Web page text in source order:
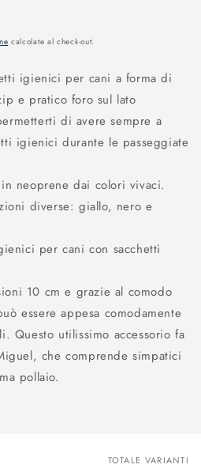
calcolate al check-out.
igienici per cani a forma di
e pratico foro sul lato
di avere sempre a
igienici durante le passeggiate
neoprene dai colori vivaci.
diverse: giallo, nero e
per cani con sacchetti
10 cm e grazie al comodo
essere appesa comodamente
Questo utilissimo accessorio fa
che comprende simpatici
pollaio.
TOTALE VARIANTI